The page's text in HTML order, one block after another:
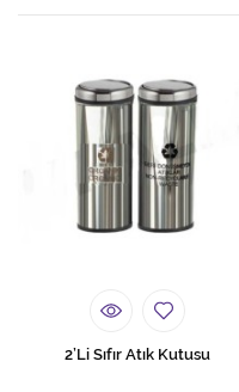
2’Li Sıfır Atık Kutusu